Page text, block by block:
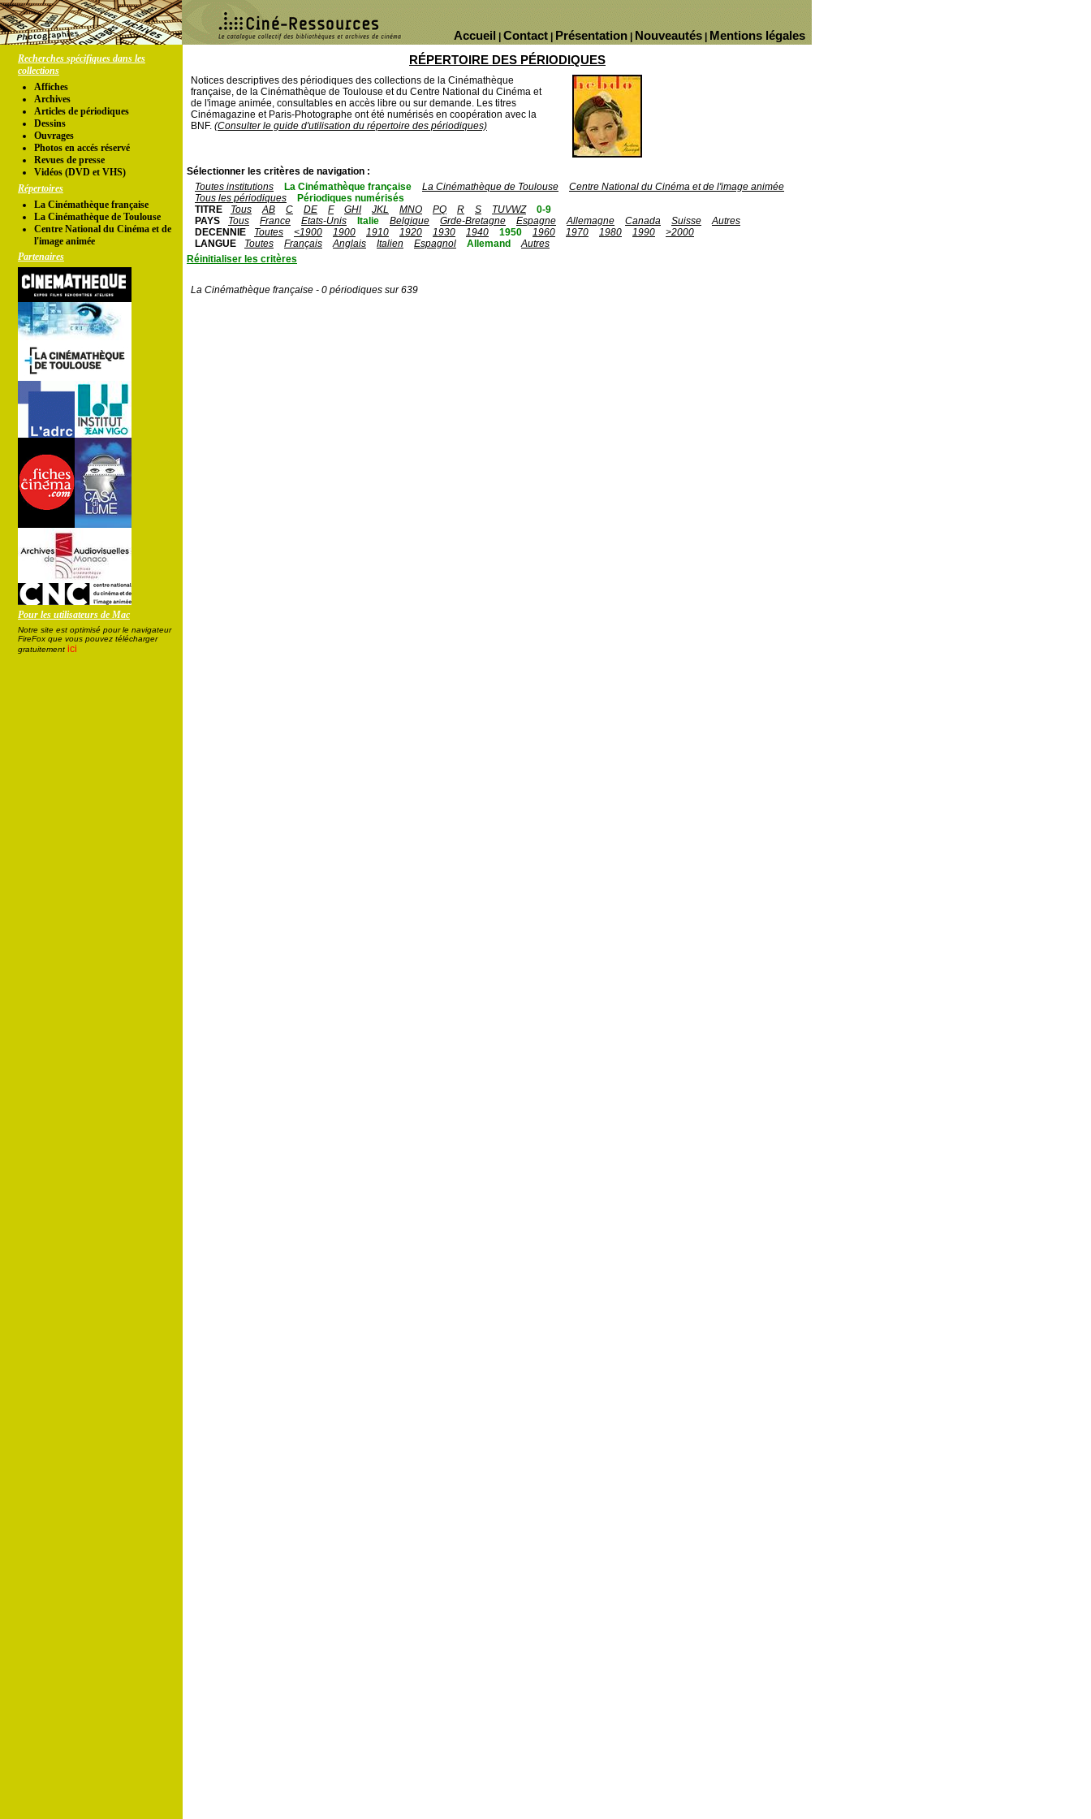
Mentions légales
Nouveautés
Présentation
Contact
Accueil
Recherches spécifiques dans les
collections
Affiches
Archives
Articles de périodiques
Dessins
Ouvrages
Photos en accés réservé
Revues de presse
Vidéos (DVD et VHS)
Répertoires
La Cinémathèque française
La Cinémathèque de Toulouse
Centre National du Cinéma et de
l'image animée
Partenaires
Pour les utilisateurs de Mac
Notre site est optimisé pour le navigateur
FireFox que vous pouvez télécharger
gratuitement ici
RÉPERTOIRE DES PÉRIODIQUES
Notices descriptives des périodiques des collections de la Cinémathèque
française, de la Cinémathèque de Toulouse et du Centre National du Cinéma et
de l'image animée, consultables en accès libre ou sur demande. Les titres
Cinémagazine et Paris-Photographe ont été numérisés en coopération avec la
BNF. (Consulter le guide d'utilisation du répertoire des périodiques)
Sélectionner les critères de navigation :
Toutes institutions
La Cinémathèque française La Cinémathèque de Toulouse
Centre National du Cinéma et de l'image animée
Tous les périodiques
Périodiques numérisés
TITRE
Tous AB C DE F GHI JKL MNO PQ R S TUVWZ
0-9
PAYS
Tous France Etats-Unis Italie Belgique Grde-Bretagne Espagne Allemagne Canada Suisse
Autres
DECENNIE
Toutes <1900 1900 1910 1920 1930 1940 1950 1960 1970 1980 1990
>2000
LANGUE
Toutes Français Anglais Italien Espagnol Allemand
Autres
Réinitialiser les critères
La Cinémathèque française - 0 périodiques sur 639